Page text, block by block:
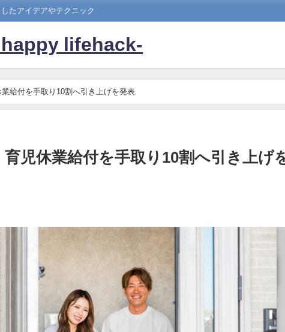
たアイデアやテクニック
happy lifehack-
給付を手取り10割へ引き上げを発表
児休業給付を手取り10割へ引き上げ